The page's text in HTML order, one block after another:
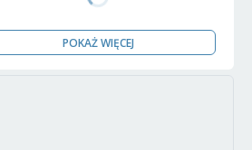
POKAŻ WIĘCEJ